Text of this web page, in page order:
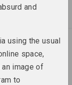
and
using the usual
space,
image of
to